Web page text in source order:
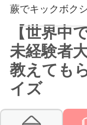
蕨でキックボク
【世界中
未経験者
教えても
イズ